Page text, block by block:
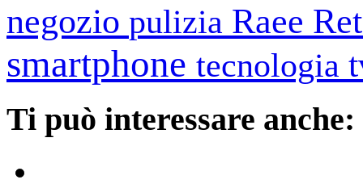
negozio pulizia Raee
smartphone tecnologia
Ti può interessare anche: